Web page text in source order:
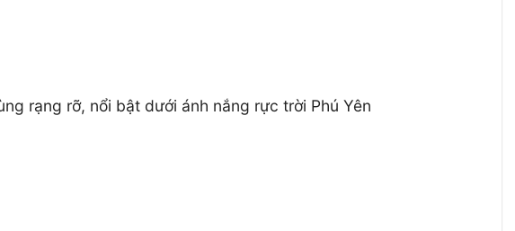
rạng rỡ, nổi bật dưới ánh nắng rực trời Phú Yên